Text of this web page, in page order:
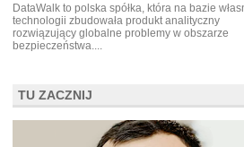
DataWalk to polska spółka, która na bazie
technologii zbudowała produkt analityczny
rozwiązujący globalne problemy w obszarze
bezpieczeństwa....
TU ZACZNIJ